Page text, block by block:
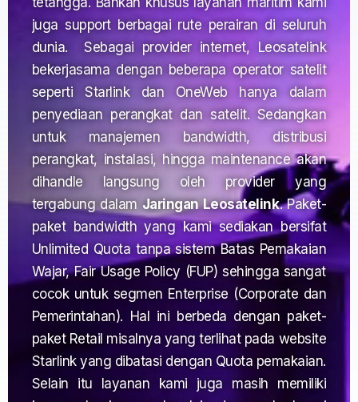
juga support berbagai rute perairan di seluruh
dunia. Sebagai provider internet, Leosatelink
bekerjasama dengan beberapa operator satelit
seperti Starlink dan OneWeb hanya dalam
penyediaan perangkat dan satelit. Sedangkan
untuk manajemen bandwidth, distribusi
perangkat, instalasi, hingga maintenance akan
dihandle langsung oleh provider yang
tergabung dalam Jaringan Leosatelink. Paket-
paket bandwidth yang kami sediakan bersifat
Unlimited Quota tanpa sistem Batas Pemakaian
Wajar, Fair Usage Policy (FUP) sehingga sangat
cocok untuk segmen Enterprise (Corporate dan
Pemerintahan). Hal ini berbeda dengan paket-
paket Retail misalnya yang terlihat pada website
Starlink yang dibatasi dengan Quota pemakaian.
Selain itu layanan kami juga masih memiliki